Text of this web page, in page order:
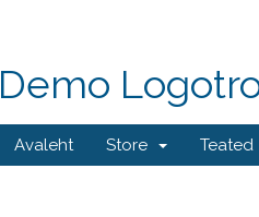
Demo
Avaleht Store Teated